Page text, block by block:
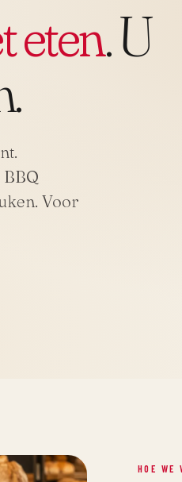
eten. U
Voor
HOE WE